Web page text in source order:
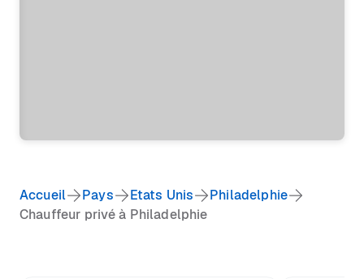
Accueil Pays Etats Unis
Philadelphie
Chauffeur privé à Philadelphie